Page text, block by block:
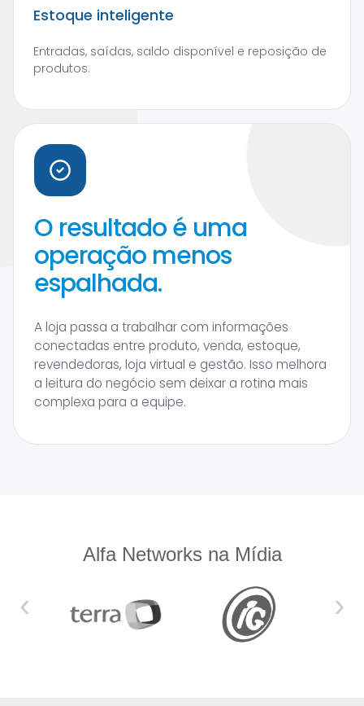
Estoque inteligente
Entradas, saídas, saldo disponível e reposição de
produtos.
O resultado é uma
operação menos
espalhada.
A loja passa a trabalhar com informações
conectadas entre produto, venda, estoque,
revendedoras, loja virtual e gestão. Isso melhora
a leitura do negócio sem deixar a rotina mais
complexa para a equipe.
Alfa Networks na Mídia
‹ ›